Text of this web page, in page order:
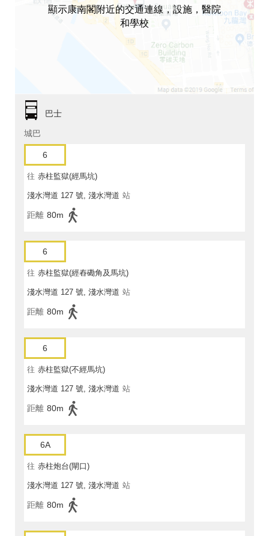
顯示康南閣附近的交通連線，設施，醫院
和學校
巴士
城巴
6
往 赤柱監獄(經馬坑)
淺水灣道 127 號, 淺水灣道 站
距離 80m
6
往 赤柱監獄(經舂磡角及馬坑)
淺水灣道 127 號, 淺水灣道 站
距離 80m
6
往 赤柱監獄(不經馬坑)
淺水灣道 127 號, 淺水灣道 站
距離 80m
6A
往 赤柱炮台(閘口)
淺水灣道 127 號, 淺水灣道 站
距離 80m